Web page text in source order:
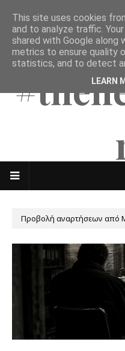
The
Προβολή αναρτήσεων από
This site uses cookies
and to analyze traffic.
shared with Google along
metrics to ensure quality
statistics, and to detect
LEARN